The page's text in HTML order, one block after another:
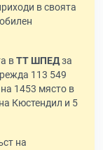
в своята
вТТ ШПЕДза
113 549
1453 място в
Кюстендил и 5
на